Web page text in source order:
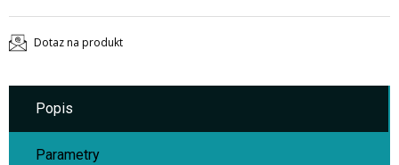
Dotaz na produkt
Popis
Parametry